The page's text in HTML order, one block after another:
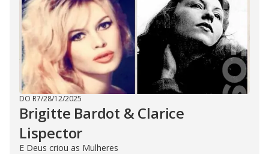
DO R7/28/12/2025
Brigitte Bardot & Clarice
Lispector
E Deus criou as Mulheres